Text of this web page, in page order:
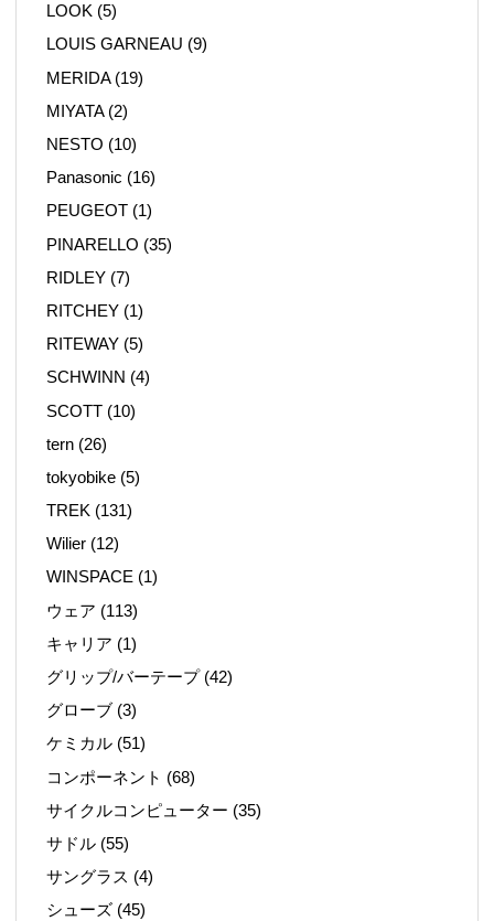
LOOK (5)
LOUIS GARNEAU (9)
MERIDA(19)
MIYATA(2)
NESTO (10)
Panasonic (16)
PEUGEOT (1)
PINARELLO (35)
RIDLEY (7)
RITCHEY (1)
RITEWAY (5)
SCHWINN (4)
SCOTT (10)
tern (26)
tokyobike (5)
TREK (131)
Wilier (12)
WINSPACE (1)
ウェア (113)
キャリア (1)
グリップ/バーテープ(42)
グローブ (3)
ケミカル (51)
コンポーネント (68)
サイクルコンピューター (35)
サドル (55)
サングラス (4)
シューズ (45)